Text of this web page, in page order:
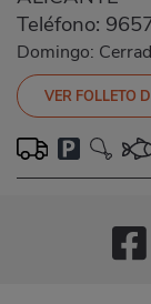
Teléfono:
Domingo:
VER FOLLETO